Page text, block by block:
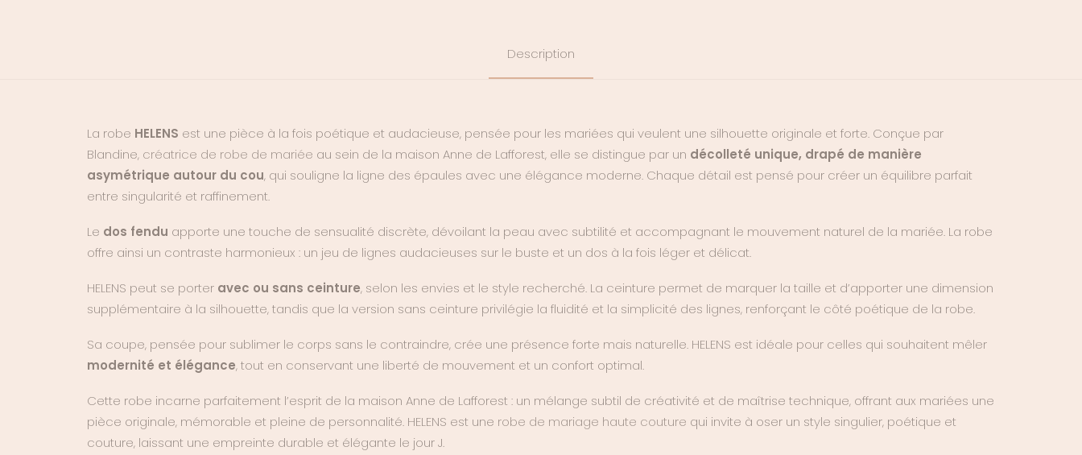
Description
La robe HELENS est une pièce à la fois poétique et audacieuse, pensée pour les mariées qui veulent une silhouette originale et forte. Conçue par
Blandine, créatrice de robe de mariée au sein de la maison Anne de Lafforest, elle se distingue par un décolleté unique, drapé de manière
asymétrique autour du cou, qui souligne la ligne des épaules avec une élégance moderne. Chaque détail est pensé pour créer un équilibre parfait
entre singularité et raffinement.
Le dos fendu apporte une touche de sensualité discrète, dévoilant la peau avec subtilité et accompagnant le mouvement naturel de la mariée. La robe
offre ainsi un contraste harmonieux : un jeu de lignes audacieuses sur le buste et un dos à la fois léger et délicat.
HELENS peut se porter avec ou sans ceinture, selon les envies et le style recherché. La ceinture permet de marquer la taille et d’apporter une dimension
supplémentaire à la silhouette, tandis que la version sans ceinture privilégie la fluidité et la simplicité des lignes, renforçant le côté poétique de la robe.
Sa coupe, pensée pour sublimer le corps sans le contraindre, crée une présence forte mais naturelle. HELENS est idéale pour celles qui souhaitent mêler
modernité et élégance, tout en conservant une liberté de mouvement et un confort optimal.
Cette robe incarne parfaitement l’esprit de la maison Anne de Lafforest : un mélange subtil de créativité et de maîtrise technique, offrant aux mariées une
pièce originale, mémorable et pleine de personnalité. HELENS est une robe de mariage haute couture qui invite à oser un style singulier, poétique et
couture, laissant une empreinte durable et élégante le jour J.